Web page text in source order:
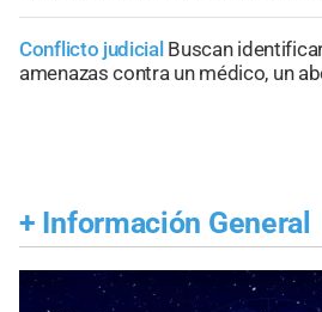
Conflicto judicial Buscan
amenazas contra un médico, un
+ Información General